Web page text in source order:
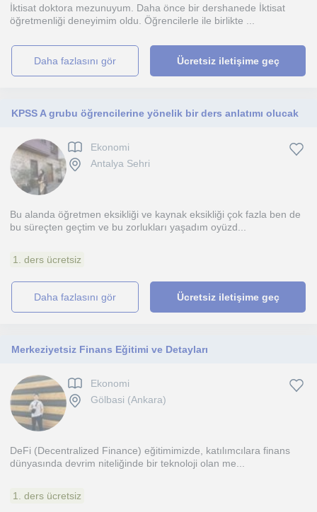
İktisat doktora mezunuyum. Daha önce bir dershanede İktisat
öğretmenliği deneyimim oldu. Öğrencilerle ile birlikte ...
daha fazlasını gör Ücretsiz iletişime geç
KPSS A grubu öğrencilerine yönelik bir ders anlatımı olucak
Ekonomi
Antalya Sehri
Bu alanda öğretmen eksikliği ve kaynak eksikliği çok fazla ben de
bu süreçten geçtim ve bu zorlukları yaşadım oyüzd...
1. ders ücretsiz
daha fazlasını gör Ücretsiz iletişime geç
Merkeziyetsiz Finans Eğitimi ve Detayları
Ekonomi
Gölbasi (Ankara)
DeFi (Decentralized Finance) eğitimimizde, katılımcılara finans
dünyasında devrim niteliğinde bir teknoloji olan me...
1. ders ücretsiz